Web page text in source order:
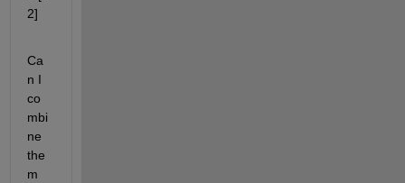
2]
Ca
n I
co
mbi
ne
the
m